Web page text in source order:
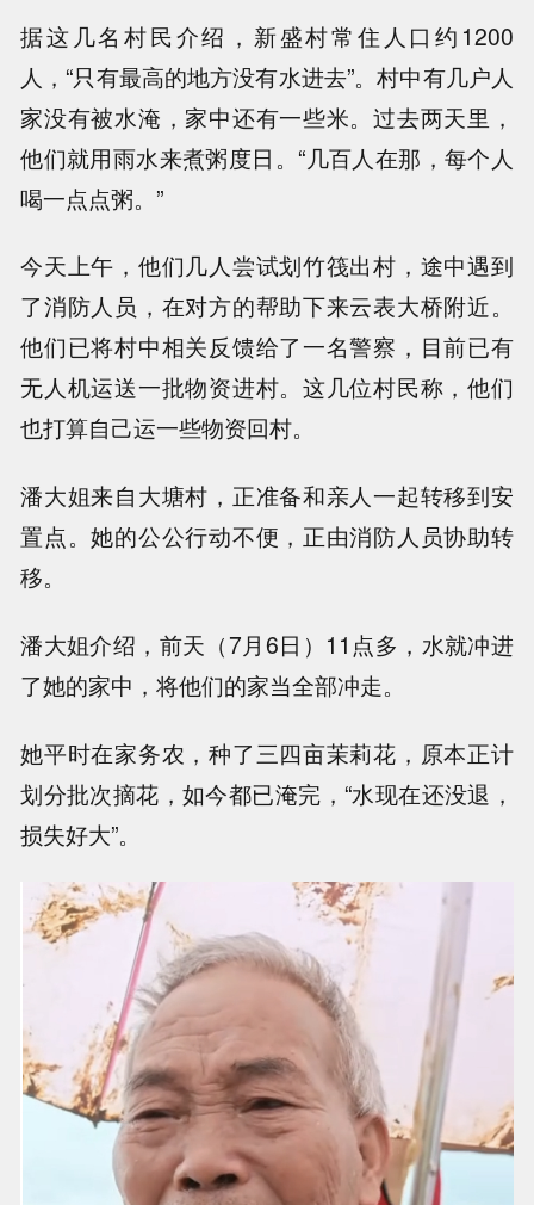
据这几名村民介绍，新盛村常住人口约1200
人，“只有最高的地方没有水进去”。村中有几户人
家没有被水淹，家中还有一些米。过去两天里，
他们就用雨水来煮粥度日。“几百人在那，每个人
喝一点点粥。”
今天上午，他们几人尝试划竹筏出村，途中遇到
了消防人员，在对方的帮助下来云表大桥附近。
他们已将村中相关反馈给了一名警察，目前已有
无人机运送一批物资进村。这几位村民称，他们
也打算自己运一些物资回村。
潘大姐来自大塘村，正准备和亲人一起转移到安
置点。她的公公行动不便，正由消防人员协助转
移。
潘大姐介绍，前天（7月6日）11点多，水就冲进
了她的家中，将他们的家当全部冲走。
她平时在家务农，种了三四亩茉莉花，原本正计
划分批次摘花，如今都已淹完，“水现在还没退，
损失好大”。